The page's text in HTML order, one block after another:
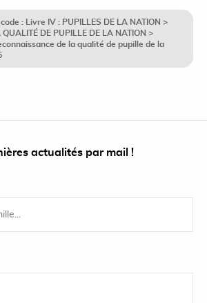
: Livre IV : PUPILLES DE LA NATION >
DE PUPILLE DE LA NATION >
de la qualité de pupille de la
actualités par mail !